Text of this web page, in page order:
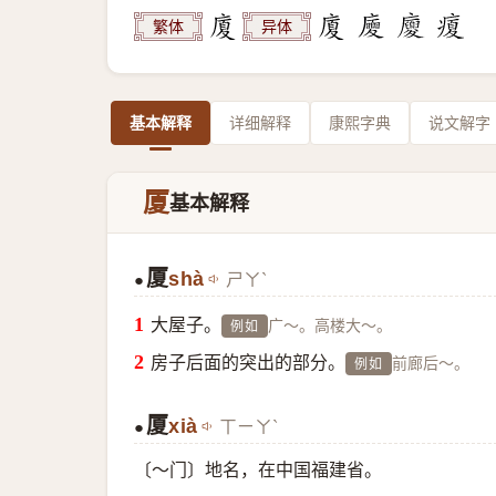
繁体 异体
基本解释 详细解释 康熙字典 说文解字
厦基本解释
● 厦shà ㄕㄚˋ
大屋子。 例如 广～。高楼大～。
房子后面的突出的部分。 例如 前廊后～。
● 厦xià ㄒㄧㄚˋ
〔～门〕地名，在中国福建省。